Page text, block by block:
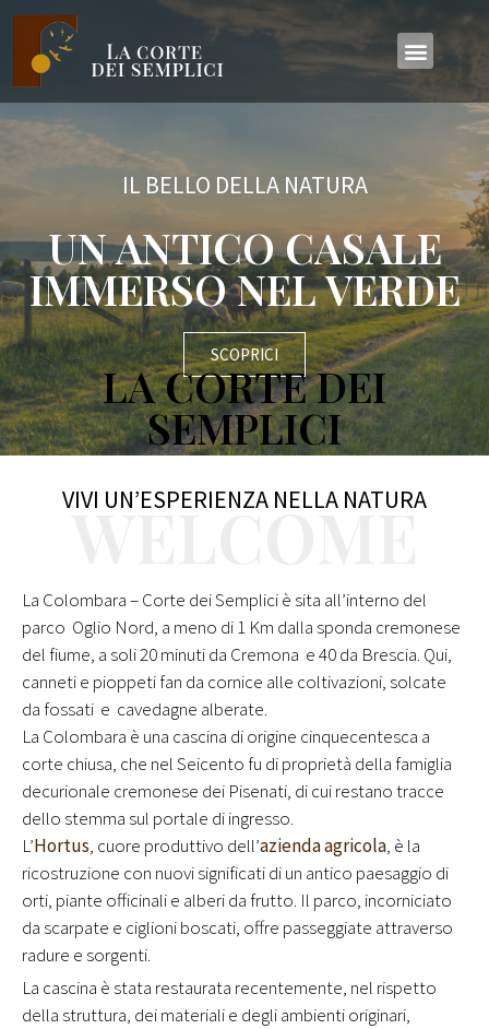
IL BELLO DELLA NATURA
UN ANTICO CASALE
IMMERSO NEL VERDE
SCOPRICI
WELCOME
LA CORTE DEI
SEMPLICI
VIVI UN’ESPERIENZA NELLA NATURA
La Colombara – Corte dei Semplici è sita all’interno del
parco Oglio Nord, a meno di 1 Km dalla sponda cremonese
del fiume, a soli 20 minuti da Cremona e 40 da Brescia. Qui,
canneti e pioppeti fan da cornice alle coltivazioni, solcate
da fossati e cavedagne alberate.
La Colombara è una cascina di origine cinquecentesca a
corte chiusa, che nel Seicento fu di proprietà della famiglia
decurionale cremonese dei Pisenati, di cui restano tracce
dello stemma sul portale di ingresso.
L’Hortus, cuore produttivo dell’azienda agricola, è la
ricostruzione con nuovi significati di un antico paesaggio di
orti, piante officinali e alberi da frutto. Il parco, incorniciato
da scarpate e ciglioni boscati, offre passeggiate attraverso
radure e sorgenti.
La cascina è stata restaurata recentemente, nel rispetto
della struttura, dei materiali e degli ambienti originari,